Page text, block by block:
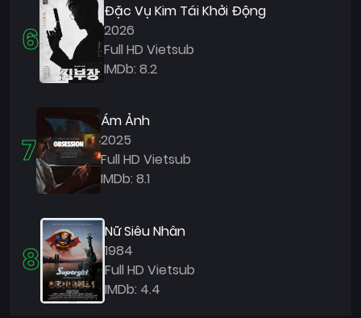
6
Đặc Vụ Kim Tái Khởi Động
2026
Full HD Vietsub
IMDb: 8.2
7
Ám Ảnh
2025
Full HD Vietsub
IMDb: 8.1
8
Nữ Siêu Nhân
1984
Full HD Vietsub
IMDb: 4.4